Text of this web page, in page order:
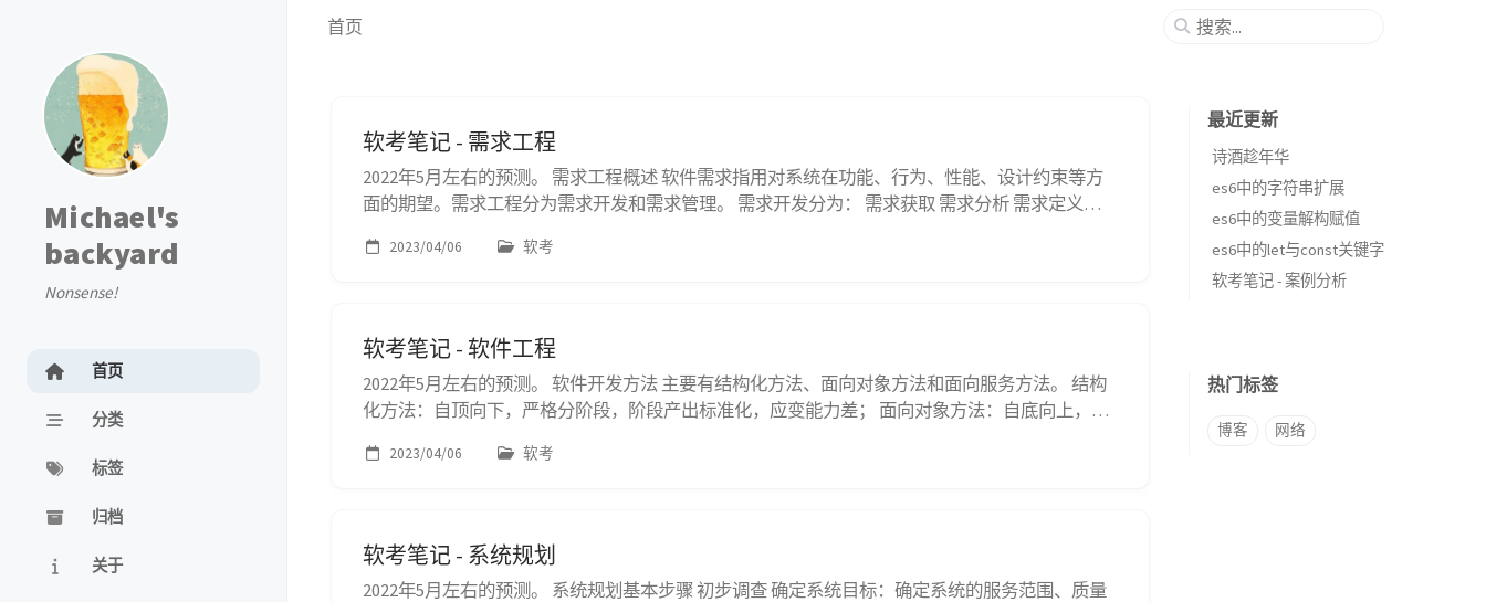
Michael's
backyard
Nonsense!
首页
分类
标签
归档
关于
首页
软考笔记 - 需求工程
2022年5月左右的预测。 需求工程概述 软件需求指用对系统在功能、行为、性能、设计约束等方
面的期望。需求工程分为需求开发和需求管理。 需求开发分为： 需求获取 需求分析 需求定义：
经过评审，达成共识的SRS。 需求管理是对需求基线进行管理：变更控制、版本控制、需求跟踪...
2023/04/06 软考
软考笔记 - 软件工程
2022年5月左右的预测。 软件开发方法 主要有结构化方法、面向对象方法和面向服务方法。 结构
化方法：自顶向下，严格分阶段，阶段产出标准化，应变能力差； 面向对象方法：自底向上，符
服务到业务流程。 原型法，针对需求不明确时，按功能可分为水平原型（界面）和垂直原型（复
2023/04/06 软考
软考笔记 - 系统规划
2022年5月左右的预测。 系统规划基本步骤 初步调查 确定系统目标：确定系统的服务范围、质量
最近更新
诗酒趁年华
es6中的字符串扩展
es6中的变量解构赋值
es6中的let与const关键字
软考笔记 - 案例分析
热门标签
博客 网络